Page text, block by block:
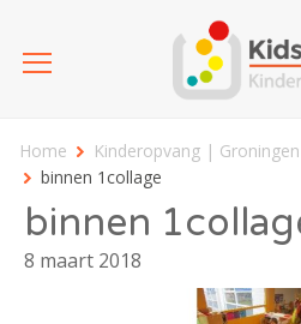
Home
Kinderopvang |
binnen 1collage
binnen
8 maart 2018